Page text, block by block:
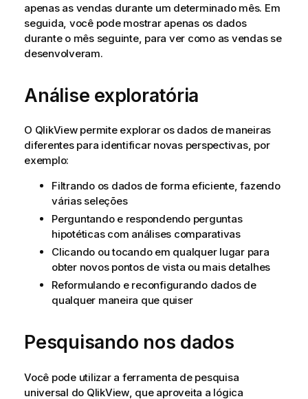
apenas as vendas durante um determinado mês. Em
seguida, você pode mostrar apenas os dados
durante o mês seguinte, para ver como as vendas se
desenvolveram.
Análise exploratória
O QlikViewpermite explorar os dados de maneiras
diferentes para identificar novas perspectivas, por
exemplo:
Filtrando os dados de forma eficiente, fazendo
várias seleções
Perguntando e respondendo perguntas
hipotéticas com análises comparativas
Clicando ou tocando em qualquer lugar para
obter novos pontos de vista ou mais detalhes
Reformulando e reconfigurando dados de
qualquer maneira que quiser
Pesquisando nos dados
Você pode utilizar a ferramenta de pesquisa
universal do QlikView, que aproveita a lógica